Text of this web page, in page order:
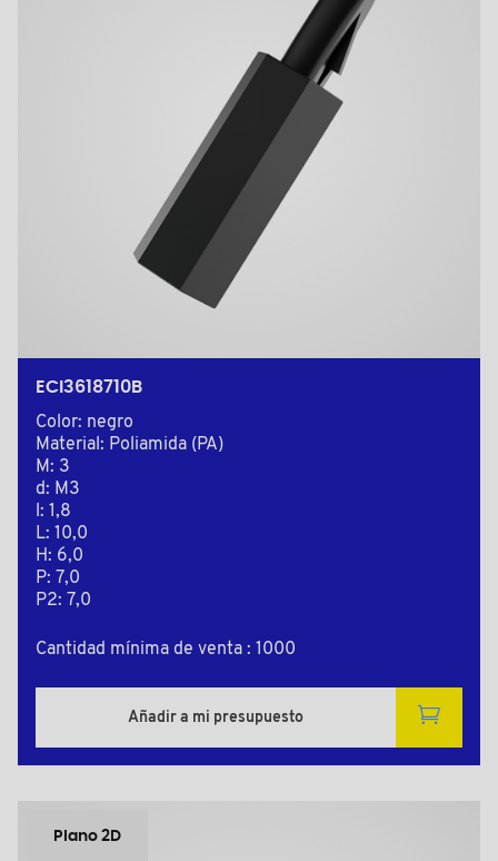
ECI3618710B
Color: negro
Material: Poliamida (PA)
M: 3
d: M3
l: 1,8
L: 10,0
H: 6,0
P: 7,0
P2: 7,0
Cantidad mínima de venta : 1000
Añadir a mi presupuesto
Plano 2D